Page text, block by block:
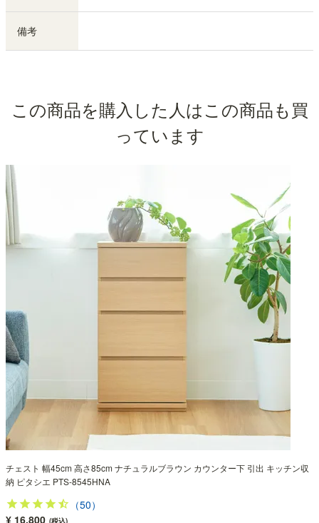
備考
この商品を購入した人はこの商品も買
っています
チェスト 幅45cm 高さ85cm ナチュラルブラウン カウンター下 引出 キッチン収
納 ピタシエ PTS-8545HNA
（50）
¥ 16,800